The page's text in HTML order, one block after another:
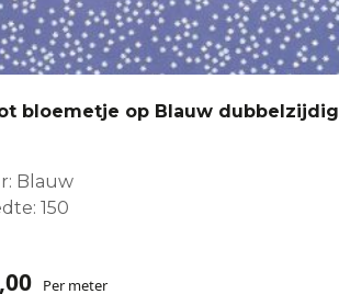
bloemetje op Blauw dubbelzijdig
Blauw
150
Per meter